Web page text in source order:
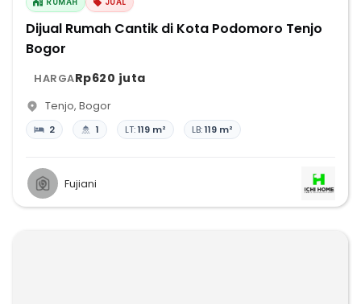
Dijual Rumah Cantik di Kota Podomoro Tenjo
Bogor
HARGARp620 juta
Tenjo, Bogor
2 1 LT:119 m² LB:119 m²
Fujiani